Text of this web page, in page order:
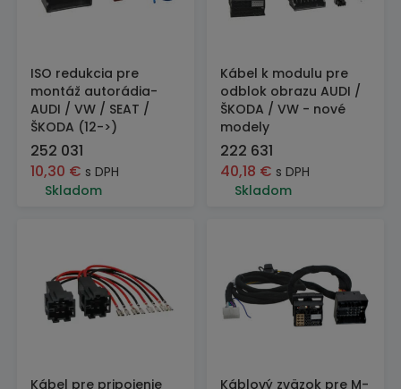
ISO redukcia pre
montáž autorádia-
AUDI / VW / SEAT /
ŠKODA (12->)
252 031
10,30 € s DPH
Skladom
Kábel k modulu pre
odblok obrazu AUDI /
ŠKODA / VW - nové
modely
222 631
40,18 € s DPH
Skladom
Kábel pre pripojenie
Káblový zväzok pre M-